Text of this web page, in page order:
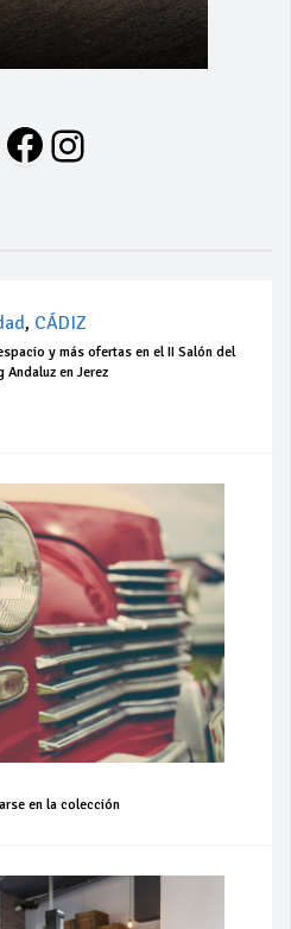
Facebook
Instagram
, CÁDIZ
y más ofertas en el II Salón del
Andaluz en Jerez
en la colección